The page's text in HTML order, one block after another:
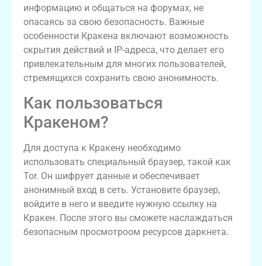
информацию и общаться на форумах, не
опасаясь за свою безопасность. Важные
особенности Кракена включают возможность
скрытия действий и IP-адреса, что делает его
привлекательным для многих пользователей,
стремящихся сохранить свою анонимность.
Как пользоваться
Кракеном?
Для доступа к Кракену необходимо
использовать специальный браузер, такой как
Tor. Он шифрует данные и обеспечивает
анонимный вход в сеть. Установите браузер,
войдите в него и введите нужную ссылку на
Кракен. После этого вы сможете наслаждаться
безопасным просмотроом ресурсов даркнета.